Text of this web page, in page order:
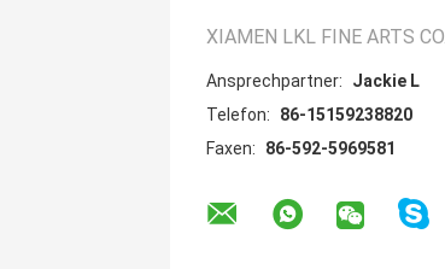
XIAMEN LKL FINE ARTS
Ansprechpartner:
Jackie L
Telefon:
86-15159238820
Faxen:
86-592-5969581